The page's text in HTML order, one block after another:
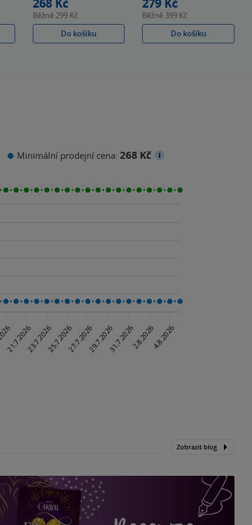
268 Kč
Běžně299 Kč
Do košíku
279 Kč
Běžně 399 Kč
Do košíku
Minimální prodejní cena: 268 Kč
Zobrazit blog